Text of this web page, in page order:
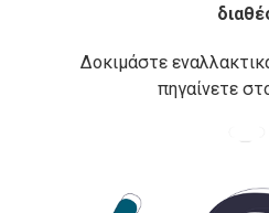
Δοκιμάστε
πηγαίνετε